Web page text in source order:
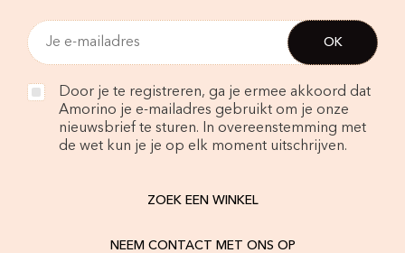
Door je te registreren, ga je ermee akkoord dat
Amorino je e-mailadres gebruikt om je onze
nieuwsbrief te sturen. In overeenstemming met
de wet kun je je op elk moment uitschrijven.
ZOEK EEN WINKEL
NEEM CONTACT MET ONS OP